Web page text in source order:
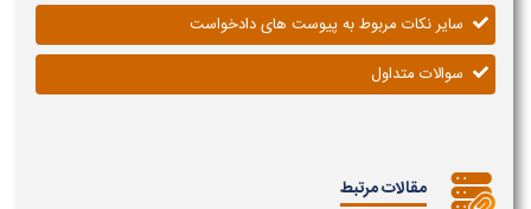
سایر نکات مربوط به پیوست های دادخواست
سوالات متداول
مقالات مرتبط